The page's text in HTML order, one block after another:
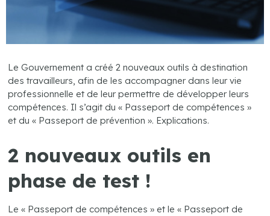
Le Gouvernement a créé 2 nouveaux outils à destination
des travailleurs, afin de les accompagner dans leur vie
professionnelle et de leur permettre de développer leurs
compétences. Il s’agit du « Passeport de compétences »
et du « Passeport de prévention ». Explications.
2 nouveaux outils en
phase de test !
Le « Passeport de compétences » et le « Passeport de